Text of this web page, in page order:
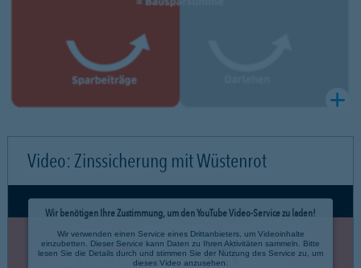
Video: Zinssicherung mit Wüstenrot
Wir benötigen Ihre Zustimmung, um den YouTube Video-Service zu laden!
Wir verwenden einen Service eines Drittanbieters, um Videoinhalte
einzubetten. Dieser Service kann Daten zu Ihren Aktivitäten sammeln. Bitte
lesen Sie die Details durch und stimmen Sie der Nutzung des Service zu, um
dieses Video anzusehen.